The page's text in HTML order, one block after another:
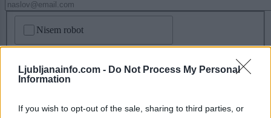
Ljubljanainfo.com - Do Not Process My Personal
Information
If you wish to opt-out of the sale, sharing to third parties, or
Nisem robot
Imaš novico, informacijo, fotografijo ali video, ki bi nas utegnila
Pošlji